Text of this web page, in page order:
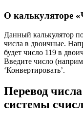
О калькуляторе
Данный калькулятор
числа в двоичные.
будет число 119 в
Введите число
‘Конвертировать’.
Перевод
системы